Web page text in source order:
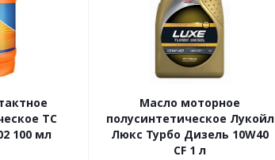
ТС
100 мл
Масло моторное
полусинтетическое Лукойл
Люкс Турбо Дизель 10W40
CF 1 л